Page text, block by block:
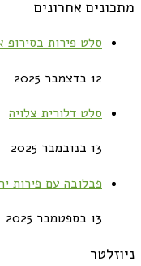
מתכונים אחרונים
סלט פירות בסירופ
12 בדצמבר 2025
סלט דלורית צלויה
13 בנובמבר 2025
פבלובה עם פירות
13 בספטמבר 2025
ניוזלטר